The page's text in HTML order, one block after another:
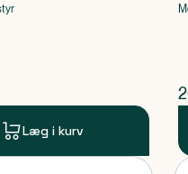
pris
Læg i kurv
$